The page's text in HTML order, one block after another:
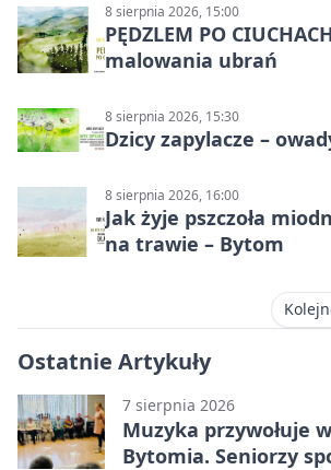
8 sierpnia 2026, 15:00
PĘDZLEM PO
malowania ubrań
8 sierpnia 2026, 15:30
Dzicy zapylacze –
8 sierpnia 2026, 16:00
Jak żyje pszczoła
na trawie – Bytom
Ostatnie Artykuły
7 sierpnia 2026
Muzyka przywołuje
Bytomia. Seniorzy